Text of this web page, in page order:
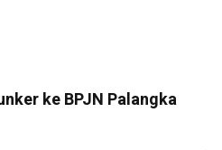
ke BPJN Palangka